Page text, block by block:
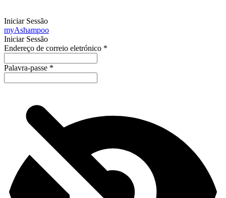
Iniciar Sessão
myAshampoo
Iniciar Sessão
Endereço de correio eletrónico *
Palavra-passe *